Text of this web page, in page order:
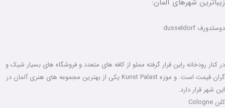
دوسلدورف dusseldorf
در کنار رودخانه راین قرار گرفته مملو از کافه های متعدد و فروشگاه های بسیار شیک و
گران قیمت است. و موزه Kunst Palast یکی از بهترین مجموعه های هنری آلمان در
این شهر قرار دارد.
کلن Cologne